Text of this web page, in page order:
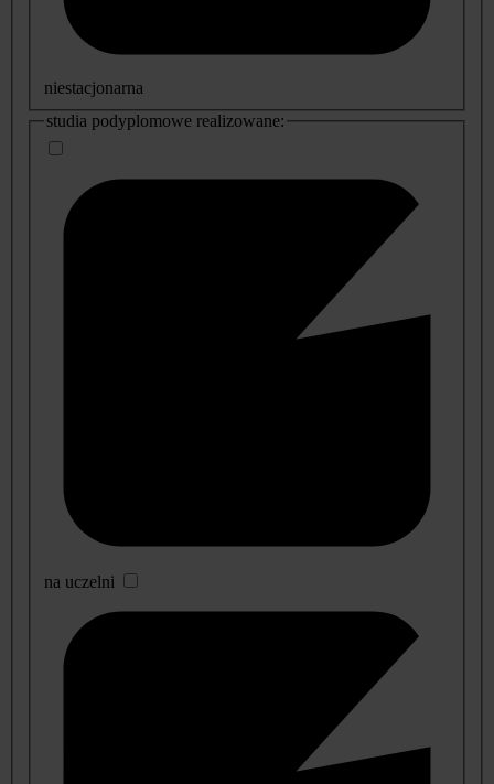
niestacjonarna
studia podyplomowe realizowane:
na uczelni